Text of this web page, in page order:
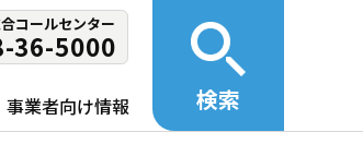
コールセンター
36-5000
事業者向け情報 検索